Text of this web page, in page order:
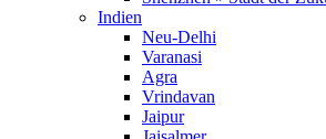
Indien
Neu-Delhi
Varanasi
Agra
Vrindavan
Jaipur